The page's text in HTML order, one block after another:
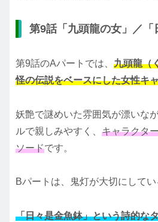
第9話「九頭龍の女」／「
第9話のAパートでは、 九頭龍（
怪の伝説をベースにした女性キ
妖艶で謎めいた雰囲気が漂いな
ルで親しみやすく、 キャラクタ
ソードです。
Bパートは、鬼灯が大切にしてい
「日々是金魚鉢」という詩的な